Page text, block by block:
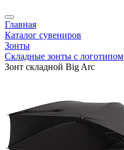
Главная
Каталог сувениров
Зонты
Складные зонты с логотипом
Зонт складной Big Arc